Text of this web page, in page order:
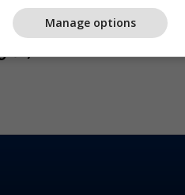
Ligën Premier dhe Paris
Kampionëve, duke pasur
Manage options